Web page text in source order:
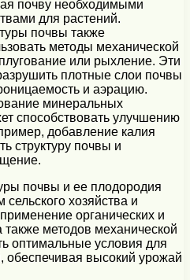
почву необходимыми
для растений.
почвы также
методы механической
или рыхление. Эти
плотные слои почвы
и аэрацию.
минеральных
способствовать улучшению
добавление калия
структуру почвы и
почвы и ее плодородия
хозяйства и
органических и
методов механической
оптимальные условия для
обеспечивая высокий урожай